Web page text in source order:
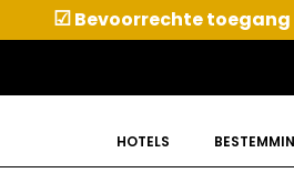
☑Bevoorrechte toegang
HOTELS